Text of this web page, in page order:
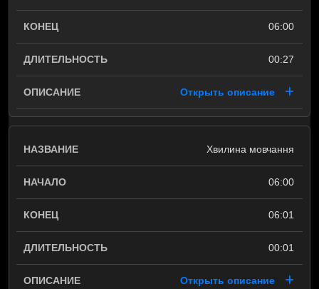
06:00
00:27
Открыть описание
Хвилина мовчання
06:00
06:01
00:01
Открыть описание